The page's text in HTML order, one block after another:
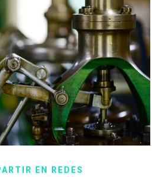
EN REDES